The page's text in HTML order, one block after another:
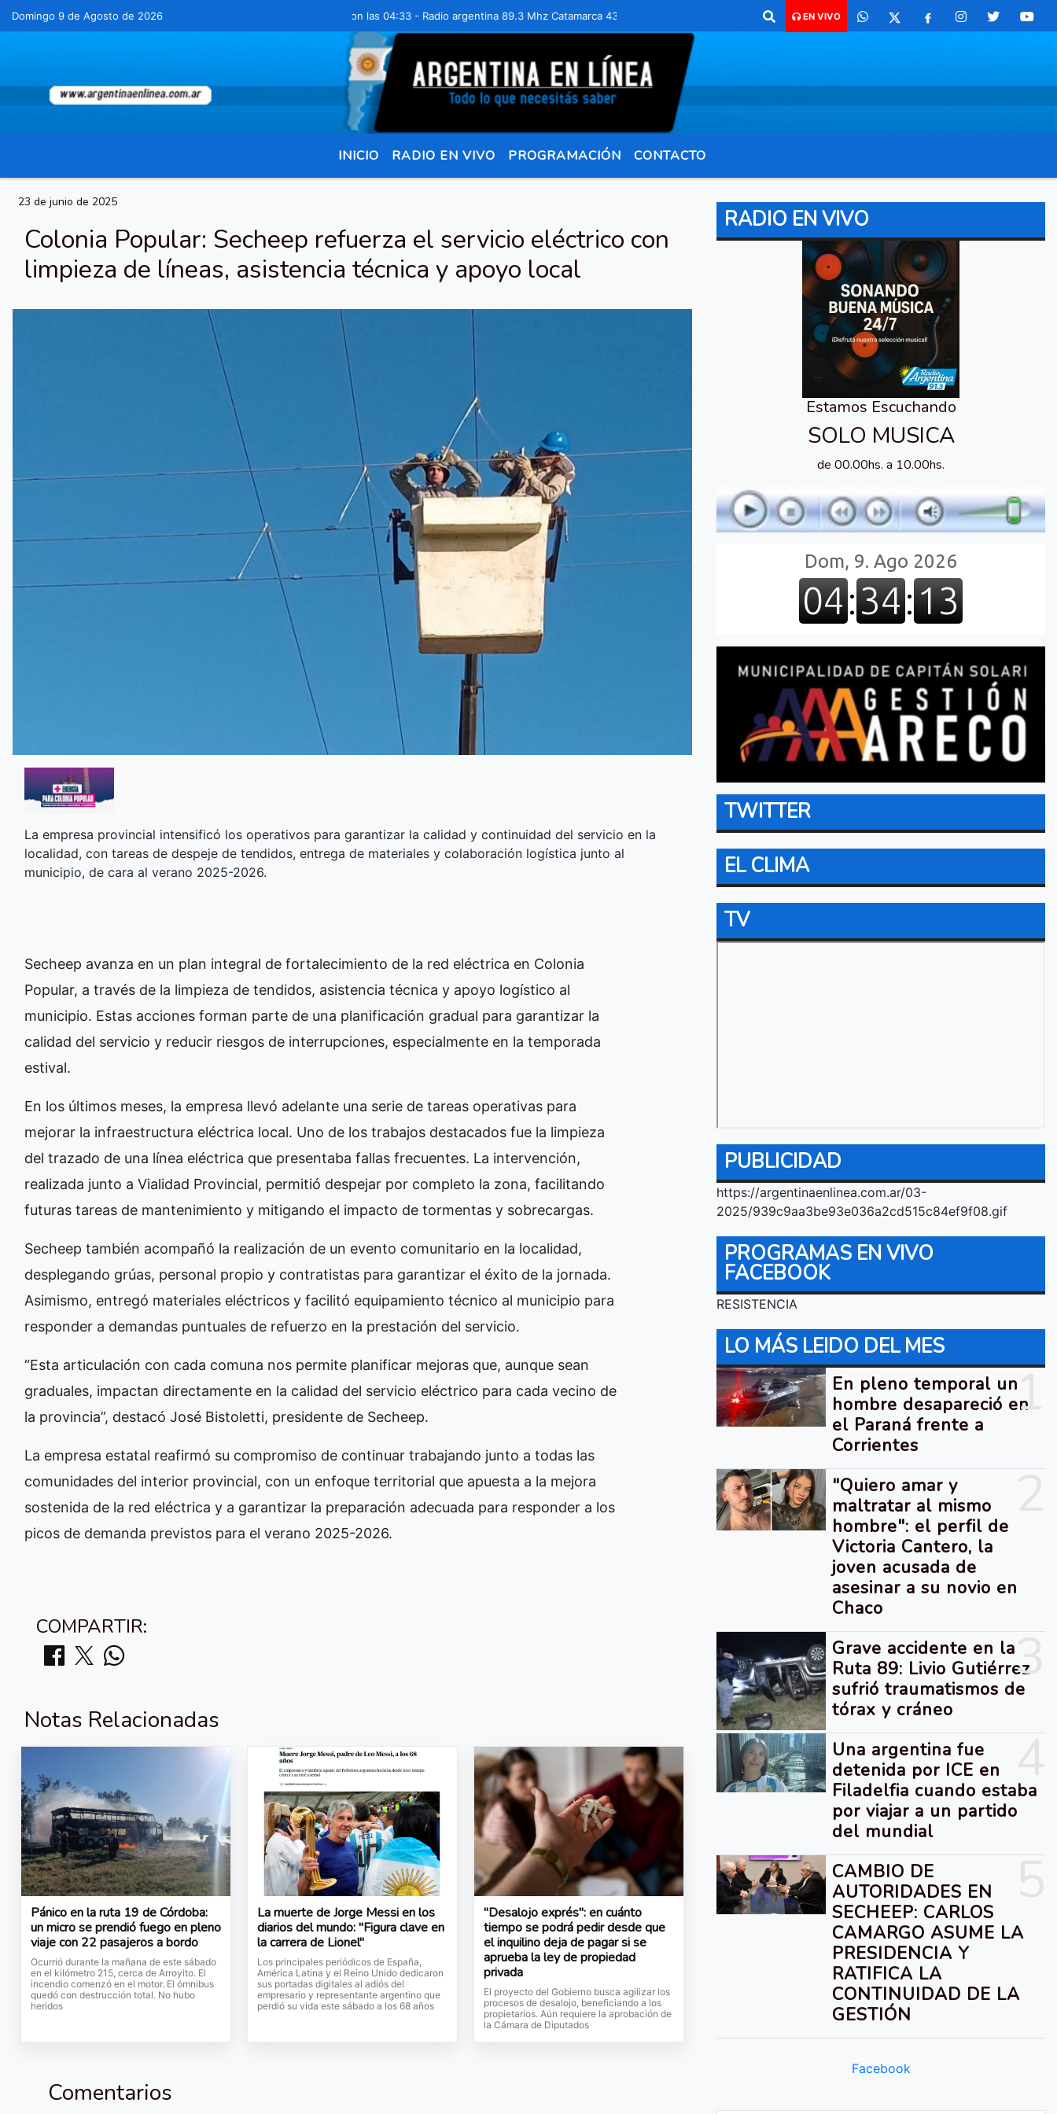
Domingo 9 de Agosto de 2026Hoy es Domingo 9 de Agosto de 2026 y son las 04:33 - Radio argentina 89.3 Mhz Catamarca 436 Resistencia Chaco para comunicarte 362 4879579 Radio argentina 89.3 Mhz Catamarca 436
EN VIVO
INICIO RADIO EN VIVO PROGRAMACIÓN CONTACTO
23 de junio de 2025
Colonia Popular: Secheep refuerza el servicio eléctrico con
limpieza de líneas, asistencia técnica y apoyo local
La empresa provincial intensificó los operativos para garantizar la calidad y continuidad del servicio en la
localidad, con tareas de despeje de tendidos, entrega de materiales y colaboración logística junto al
municipio, de cara al verano 2025-2026.
Secheep avanza en un plan integral de fortalecimiento de la red eléctrica en Colonia
Popular, a través de la limpieza de tendidos, asistencia técnica y apoyo logístico al
municipio. Estas acciones forman parte de una planificación gradual para garantizar la
calidad del servicio y reducir riesgos de interrupciones, especialmente en la temporada
estival.
En los últimos meses, la empresa llevó adelante una serie de tareas operativas para
mejorar la infraestructura eléctrica local. Uno de los trabajos destacados fue la limpieza
del trazado de una línea eléctrica que presentaba fallas frecuentes. La intervención,
realizada junto a Vialidad Provincial, permitió despejar por completo la zona, facilitando
futuras tareas de mantenimiento y mitigando el impacto de tormentas y sobrecargas.
Secheep también acompañó la realización de un evento comunitario en la localidad,
desplegando grúas, personal propio y contratistas para garantizar el éxito de la jornada.
Asimismo, entregó materiales eléctricos y facilitó equipamiento técnico al municipio para
responder a demandas puntuales de refuerzo en la prestación del servicio.
“Esta articulación con cada comuna nos permite planificar mejoras que, aunque sean
graduales, impactan directamente en la calidad del servicio eléctrico para cada vecino de
la provincia”, destacó José Bistoletti, presidente de Secheep.
La empresa estatal reafirmó su compromiso de continuar trabajando junto a todas las
comunidades del interior provincial, con un enfoque territorial que apuesta a la mejora
sostenida de la red eléctrica y a garantizar la preparación adecuada para responder a los
picos de demanda previstos para el verano 2025-2026.
COMPARTIR:
Notas Relacionadas
Pánico en la ruta 19 de Córdoba:
un micro se prendió fuego en pleno
viaje con 22 pasajeros a bordo
Ocurrió durante la mañana de este sábado
en el kilómetro 215, cerca de Arroyito. El
incendio comenzó en el motor. El ómnibus
quedó con destrucción total. No hubo
heridos
La muerte de Jorge Messi en los
diarios del mundo: "Figura clave en
la carrera de Lionel"
Los principales periódicos de España,
América Latina y el Reino Unido dedicaron
sus portadas digitales al adiós del
empresario y representante argentino que
perdió su vida este sábado a los 68 años
"Desalojo exprés": en cuánto
tiempo se podrá pedir desde que
el inquilino deja de pagar si se
aprueba la ley de propiedad
privada
El proyecto del Gobierno busca agilizar los
procesos de desalojo, beneficiando a los
propietarios. Aún requiere la aprobación de
la Cámara de Diputados
Comentarios
RADIO EN VIVO
Estamos Escuchando
SOLO MUSICA
de 00.00hs. a 10.00hs.
TWITTER
EL CLIMA
TV
PUBLICIDAD
https://argentinaenlinea.com.ar/03-
2025/939c9aa3be93e036a2cd515c84ef9f08.gif
PROGRAMAS EN VIVO
FACEBOOK
RESISTENCIA
LO MÁS LEIDO DEL MES
1
En pleno temporal un
hombre desapareció en
el Paraná frente a
Corrientes
"Quiero amar y
maltratar al mismo
hombre": el perfil de
Victoria Cantero, la
joven acusada de
asesinar a su novio en
Chaco
3
Grave accidente en la
Ruta 89: Livio Gutiérrez
sufrió traumatismos de
tórax y cráneo
Una argentina fue
detenida por ICE en
Filadelfia cuando estaba
por viajar a un partido
del mundial
CAMBIO DE
AUTORIDADES EN
SECHEEP: CARLOS
CAMARGO ASUME LA
PRESIDENCIA Y
RATIFICA LA
CONTINUIDAD DE LA
GESTIÓN
Facebook